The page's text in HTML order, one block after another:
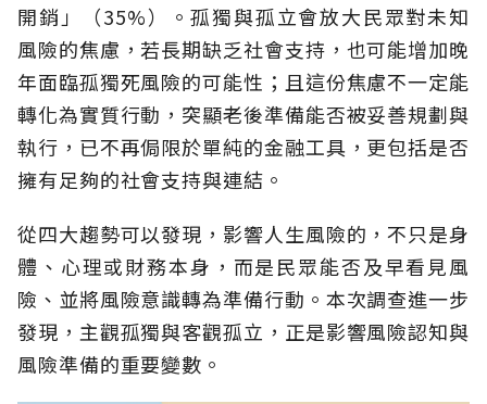
開銷」（35%）。孤獨與孤立會放大民眾對未知
風險的焦慮，若長期缺乏社會支持，也可能增加晚
年面臨孤獨死風險的可能性；且這份焦慮不一定能
轉化為實質行動，突顯老後準備能否被妥善規劃與
執行，已不再侷限於單純的金融工具，更包括是否
擁有足夠的社會支持與連結。
從四大趨勢可以發現，影響人生風險的，不只是身
體、心理或財務本身，而是民眾能否及早看見風
險、並將風險意識轉為準備行動。本次調查進一步
發現，主觀孤獨與客觀孤立，正是影響風險認知與
風險準備的重要變數。